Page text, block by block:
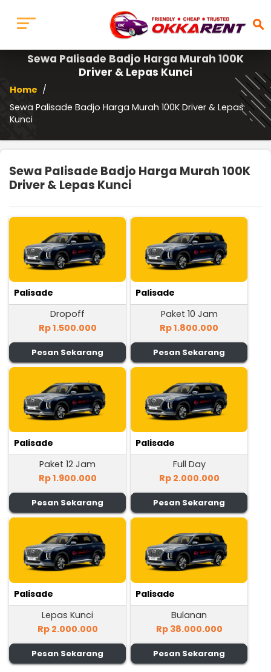
search
Sewa Palisade Badjo Harga Murah 100K
Driver & Lepas Kunci
Home /
Sewa Palisade Badjo Harga Murah 100K Driver & Lepas
Kunci
Sewa Palisade Badjo Harga Murah 100K
Driver & Lepas Kunci
Palisade
Dropoff
Rp 1.500.000
Pesan Sekarang
Palisade
Paket 10 Jam
Rp 1.800.000
Pesan Sekarang
Palisade
Paket 12 Jam
Rp 1.900.000
Pesan Sekarang
Palisade
Full Day
Rp 2.000.000
Pesan Sekarang
Palisade
Lepas Kunci
Rp 2.000.000
Pesan Sekarang
Palisade
Bulanan
Rp 38.000.000
Pesan Sekarang